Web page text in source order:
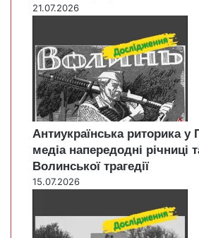
21.07.2026
Антиукраїнська риторика у
медіа напередодні річниці
Волинської трагедії
15.07.2026